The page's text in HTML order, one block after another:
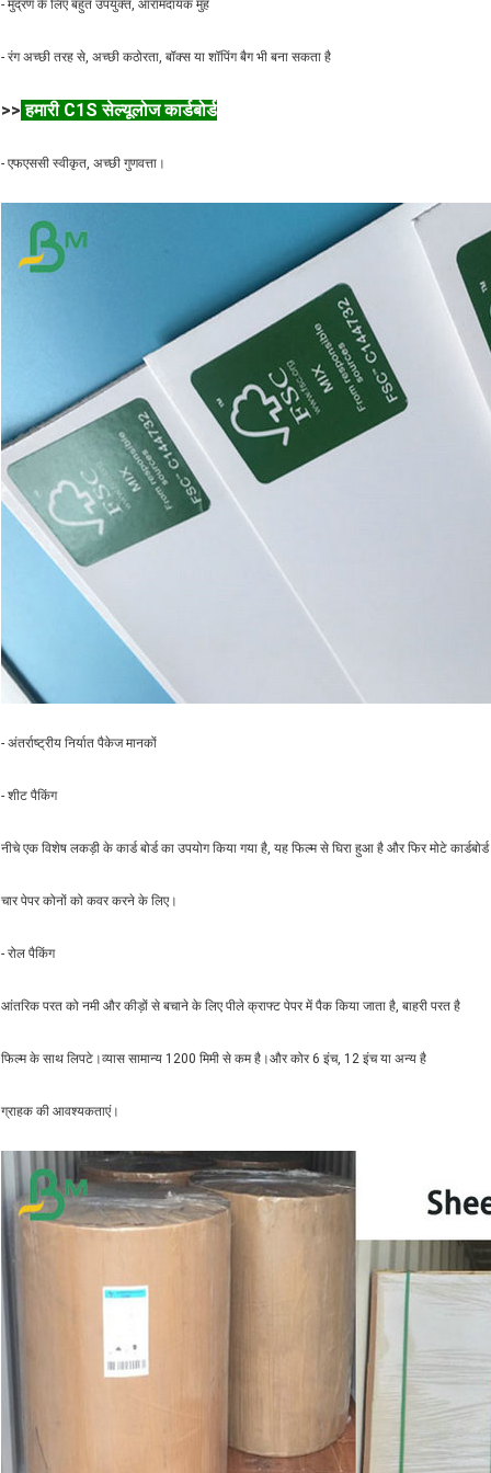
- मुद्रण के लिए बहुत उपयुक्त, आरामदायक मुंह
- रंग अच्छी तरह से, अच्छी कठोरता, बॉक्स या शॉपिंग बैग भी बना सकता है
>> हमारी C1S सेल्यूलोज कार्डबोर्ड
- एफएससी स्वीकृत, अच्छी गुणवत्ता।
- अंतर्राष्ट्रीय निर्यात पैकेज मानकों
- शीट पैकिंग
नीचे एक विशेष लकड़ी के कार्ड बोर्ड का उपयोग किया गया है, यह फिल्म से घिरा हुआ है और फिर मोटे
चार पेपर कोनों को कवर करने के लिए।
- रोल पैकिंग
आंतरिक परत को नमी और कीड़ों से बचाने के लिए पीले क्राफ्ट पेपर में पैक किया जाता है, बाहरी परत है
फिल्म के साथ लिपटे।व्यास सामान्य 1200 मिमी से कम है।और कोर 6 इंच, 12 इंच या अन्य है
ग्राहक की आवश्यकताएं।